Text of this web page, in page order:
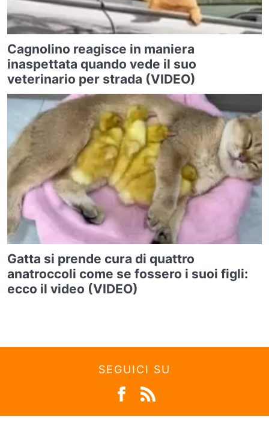
Cagnolino reagisce in maniera
inaspettata quando vede il suo
veterinario per strada (VIDEO)
Gatta si prende cura di quattro
anatroccoli come se fossero i suoi figli:
ecco il video (VIDEO)
SEGUICI SU